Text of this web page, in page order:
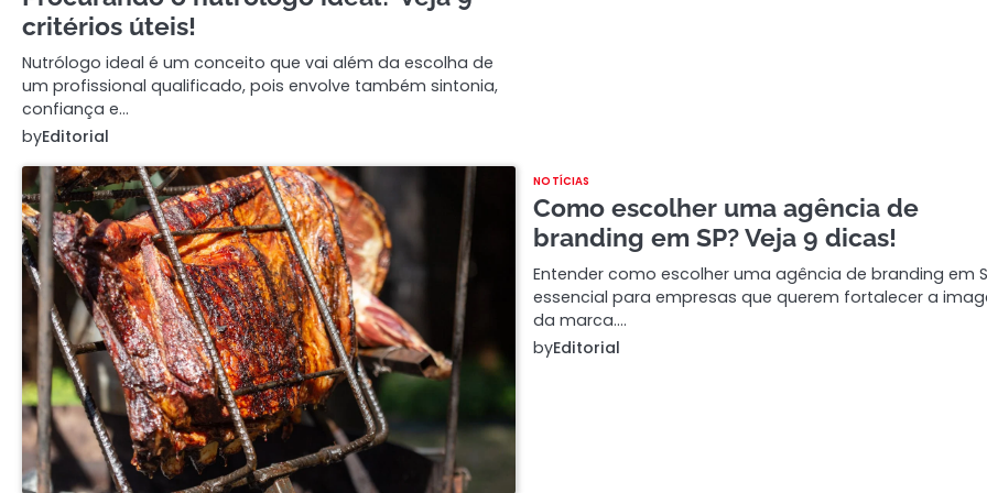
critérios úteis!
Nutrólogo ideal é um conceito que vai além da escolha de
um profissional qualificado, pois envolve também sintonia,
confiança e…
byEditorial
NOTÍCIAS
Como escolher uma agência de
branding em SP? Veja 9 dicas!
Entender como escolher uma agência de branding em
essencial para empresas que querem fortalecer a
da marca.…
byEditorial